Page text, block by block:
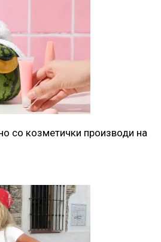
со козметички производи на